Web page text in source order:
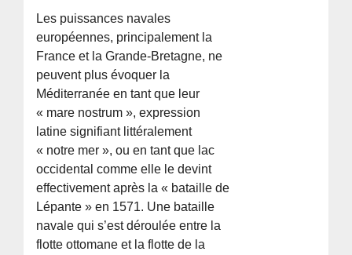
Les puissances navales
européennes, principalement la
France et la Grande-Bretagne, ne
peuvent plus évoquer la
Méditerranée en tant que leur
« mare nostrum », expression
latine signifiant littéralement
« notre mer », ou en tant que lac
occidental comme elle le devint
effectivement après la « bataille de
Lépante » en 1571. Une bataille
navale qui s’est déroulée entre la
flotte ottomane et la flotte de la